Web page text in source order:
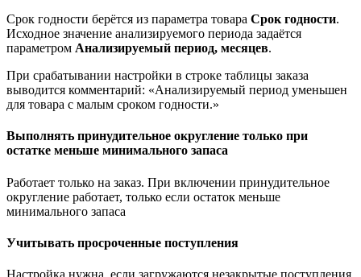
Срок годности берётся из параметра товара Срок годности.
Исходное значение анализируемого периода задаётся
параметром Анализируемый период, месяцев.
При срабатывании настройки в строке таблицы заказа
выводится комментарий: «Анализируемый период уменьшен
для товара с малым сроком годности.»
Выполнять принудительное округление только при
остатке меньше минимального запаса
Работает только на заказ. При включении принудительное
округление работает, только если остаток меньше
минимального запаса
Учитывать просроченные поступления